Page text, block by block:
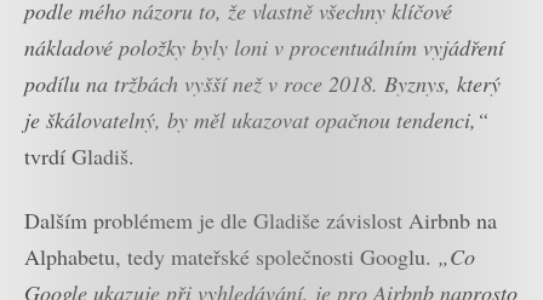
podle mého názoru to, že vlastně všechny klíčové
nákladové položky byly loni v procentuálním vyjádření
podílu na tržbách vyšší než v roce 2018. Byznys, který
je škálovatelný, by měl ukazovat opačnou tendenci,“
tvrdí Gladiš.
Dalším problémem je dle Gladiše závislost Airbnb na
Alphabetu, tedy mateřské společnosti Googlu. „Co
Google ukazuje při vyhledávání, je pro Airbnb naprosto